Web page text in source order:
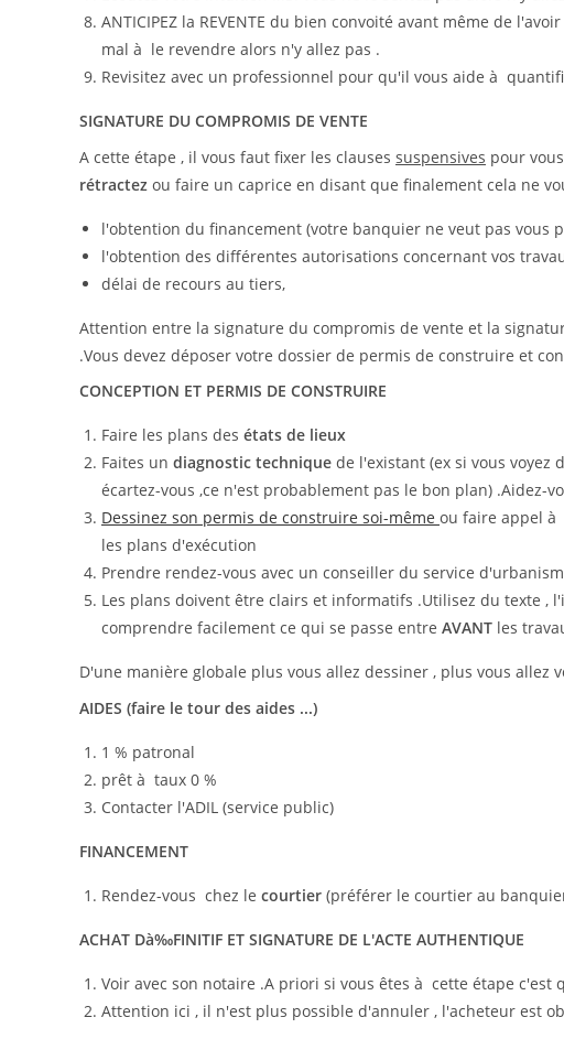
ANTICIPEZ la REVENTE du bien convoité avant même de
mal à le revendre alors n'y allez pas .
Revisitez avec un professionnel pour qu'il vous aide à
SIGNATURE DU COMPROMIS DE VENTE
A cette étape , il vous faut fixer les clauses suspensives pour
rétractez ou faire un caprice en disant que finalement cela ne
l'obtention du financement (votre banquier ne veut pas vous
l'obtention des différentes autorisations concernant vos
délai de recours au tiers,
Attention entre la signature du compromis de vente et la
.Vous devez déposer votre dossier de permis de construire et
CONCEPTION ET PERMIS DE CONSTRUIRE
Faire les plans des états de lieux
Faites un diagnostic technique de l'existant (ex si vous voyez
écartez-vous ,ce n'est probablement pas le bon plan) .Aidez-
Dessinez son permis de construire soi-même ou faire appel à
les plans d'exécution
Prendre rendez-vous avec un conseiller du service
Les plans doivent être clairs et informatifs .Utilisez du texte
comprendre facilement ce qui se passe entre AVANT les
D'une manière globale plus vous allez dessiner , plus vous allez
AIDES (faire le tour des aides ...)
1 % patronal
prêt à taux 0 %
Contacter l'ADIL (service public)
FINANCEMENT
Rendez-vous chez le courtier (préférer le courtier au
ACHAT Dà‰FINITIF ET SIGNATURE DE L'ACTE AUTHENTIQUE
Voir avec son notaire .A priori si vous êtes à cette étape c'est
Attention ici , il n'est plus possible d'annuler , l'acheteur est